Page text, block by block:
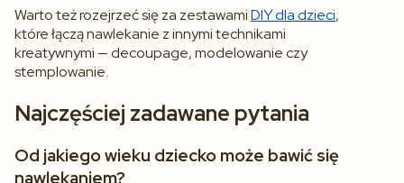
Warto też rozejrzeć się za zestawamiDIY dla dzieci,
które łączą nawlekanie z innymi technikami
kreatywnymi — decoupage, modelowanie czy
stemplowanie.
Najczęściej zadawane pytania
Od jakiego wieku dziecko może bawić się
nawlekaniem?